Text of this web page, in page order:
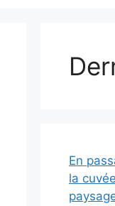
En
la